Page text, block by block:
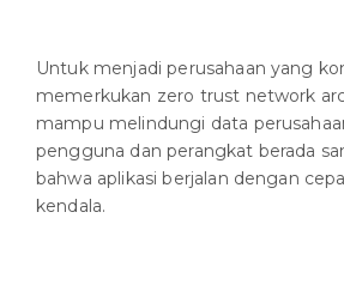
Untuk menjadi perusahaan yang
memerkukan zero trust network
mampu melindungi data
pengguna dan perangkat berada
bahwa aplikasi berjalan dengan
kendala.